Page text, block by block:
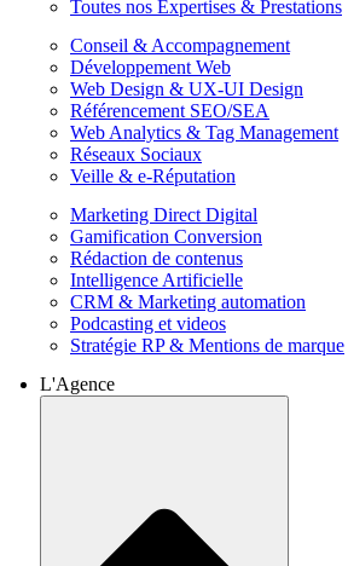
Toutes nos Expertises & Prestations
Conseil & Accompagnement
Développement Web
Web Design & UX-UI Design
Référencement SEO/SEA
Web Analytics & Tag Management
Réseaux Sociaux
Veille & e-Réputation
Marketing Direct Digital
Gamification Conversion
Rédaction de contenus
Intelligence Artificielle
CRM & Marketing automation
Podcasting et videos
Stratégie RP & Mentions de marque
L'Agence